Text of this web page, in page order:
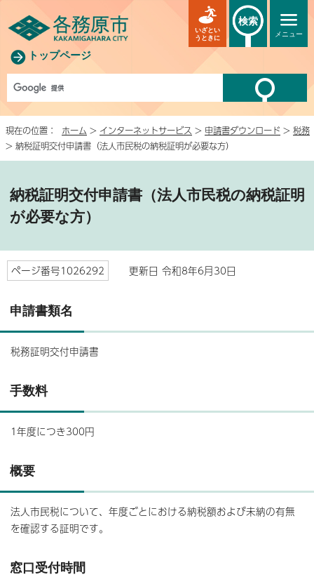
トップページ
メニュー
いざとい
うときに
検索
現在の位置： ホーム > インターネットサービス > 申請書ダウンロード > 税務
> 納税証明交付申請書（法人市民税の納税証明が必要な方）
納税証明交付申請書（法人市民税の納税証明
が必要な方）
ページ番号1026292 更新日 令和8年6月30日
申請書類名
税務証明交付申請書
手数料
1年度につき300円
概要
法人市民税について、年度ごとにおける納税額および未納の有無
を確認する証明です。
窓口受付時間